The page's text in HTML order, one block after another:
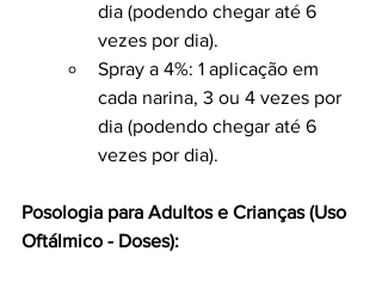
dia (podendo chegar até 6
vezes por dia).
Spray a 4%: 1 aplicação em
cada narina, 3 ou 4 vezes por
dia (podendo chegar até 6
vezes por dia).
Posologia para Adultos e Crianças (Uso
Oftálmico - Doses):